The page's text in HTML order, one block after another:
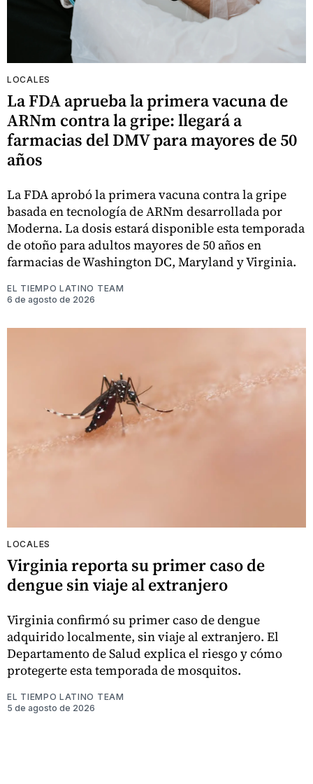
LOCALES
La FDA aprueba la primera vacuna de
ARNm contra la gripe: llegará a
farmacias del DMV para mayores de 50
años
La FDA aprobó la primera vacuna contra la gripe
basada en tecnología de ARNm desarrollada por
Moderna. La dosis estará disponible esta temporada
de otoño para adultos mayores de 50 años en
farmacias de Washington DC, Maryland y Virginia.
EL TIEMPO LATINO TEAM
6 de agosto de 2026
LOCALES
Virginia reporta su primer caso de
dengue sin viaje al extranjero
Virginia confirmó su primer caso de dengue
adquirido localmente, sin viaje al extranjero. El
Departamento de Salud explica el riesgo y cómo
protegerte esta temporada de mosquitos.
EL TIEMPO LATINO TEAM
5 de agosto de 2026